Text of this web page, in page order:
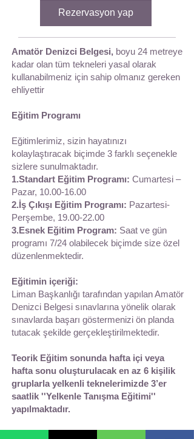
Rezervasyon yap
Amatör Denizci Belgesi, boyu 24 metreye
kadar olan tüm tekneleri yasal olarak
kullanabilmeniz için sahip olmanız gereken
ehliyettir
Eğitim Programı
Eğitimlerimiz, sizin hayatınızı
kolaylaştıracak biçimde 3 farklı seçenekle
sizlere sunulmaktadır.
1.Standart Eğitim Programı: Cumartesi –
Pazar, 10.00-16.00
2.İş Çıkışı Eğitim Programı: Pazartesi-
Perşembe, 19.00-22.00
3.Esnek Eğitim Program: Saat ve gün
programı 7/24 olabilecek biçimde size özel
düzenlenmektedir.
Eğitimin içeriği:
Liman Başkanlığı tarafından yapılan Amatör
Denizci Belgesi sınavlarına yönelik olarak
sınavlarda başarı göstermenizi ön planda
tutacak şekilde gerçekleştirilmektedir.
Teorik Eğitim sonunda hafta içi veya
hafta sonu oluşturulacak en az 6 kişilik
gruplarla yelkenli teknelerimizde 3’er
saatlik ''Yelkenle Tanışma Eğitimi''
yapılmaktadır.